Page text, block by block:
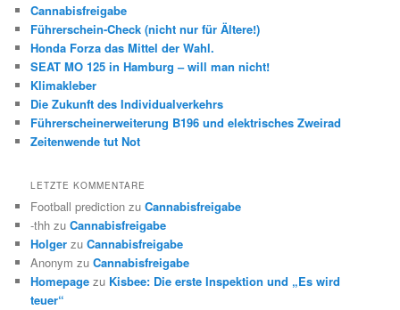
Cannabisfreigabe
Führerschein-Check (nicht nur für Ältere!)
Honda Forza das Mittel der Wahl.
SEAT MO 125 in Hamburg – will man nicht!
Klimakleber
Die Zukunft des Individualverkehrs
Führerscheinerweiterung B196 und elektrisches Zweirad
Zeitenwende tut Not
LETZTE KOMMENTARE
Football prediction zuCannabisfreigabe
-thh zuCannabisfreigabe
Holger zuCannabisfreigabe
Anonym zuCannabisfreigabe
Homepage zu Kisbee: Die erste Inspektion und „Es wird
teuer“